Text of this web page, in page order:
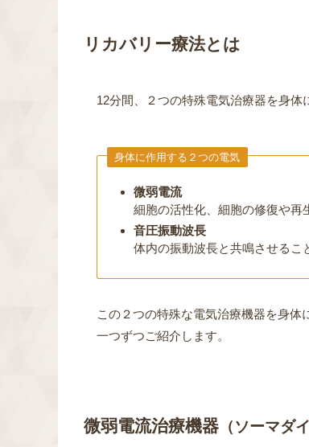
リカバリー療法とは
12分間、２つの特殊電気治療器を身体
身体に作用する２つの電気
微弱電流
細胞の活性化、細胞の修復や再
音圧振動波長
体内の振動波長と共鳴させるこ
この２つの特殊な電気治療機器を身体
一つずつご紹介します。
微弱電流治療機器 （ソーマダ